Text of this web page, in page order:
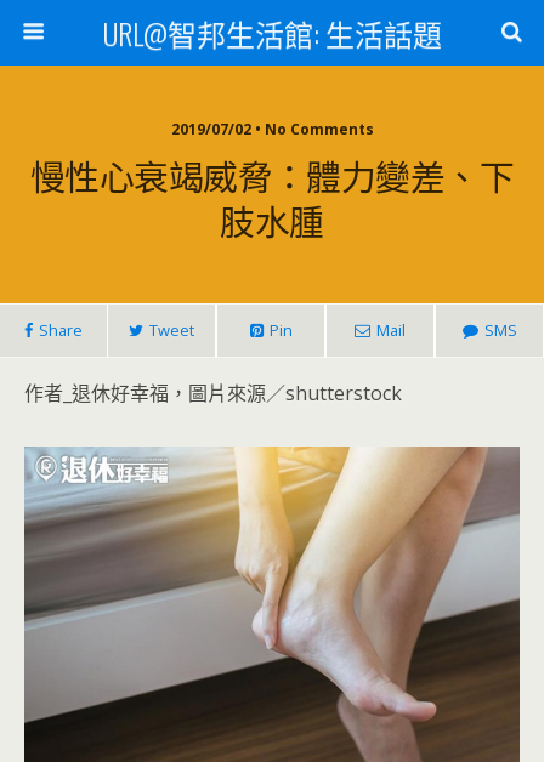
URL@智邦生活館: 生活話題
2019/07/02 • No Comments
慢性心衰竭威脅：體力變差、下
肢水腫
Share Tweet Pin Mail SMS
作者_退休好幸福，圖片來源／shutterstock